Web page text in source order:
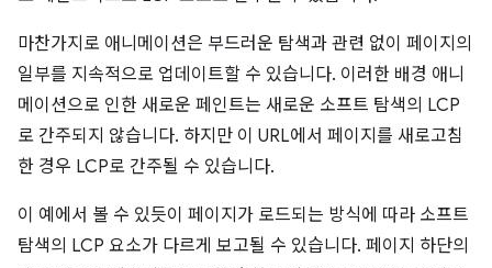
마찬가지로 애니메이션은 부드러운 탐색과 관련 없이 페이지의
일부를 지속적으로 업데이트할 수 있습니다. 이러한 배경 애니
메이션으로 인한 새로운 페인트는 새로운 소프트 탐색의 LCP
로 간주되지 않습니다. 하지만 이 URL에서 페이지를 새로고침
한 경우 LCP로 간주될 수 있습니다.
이 예에서 볼 수 있듯이 페이지가 로드되는 방식에 따라 소프트
탐색의 LCP 요소가 다르게 보고될 수 있습니다. 페이지 하단의